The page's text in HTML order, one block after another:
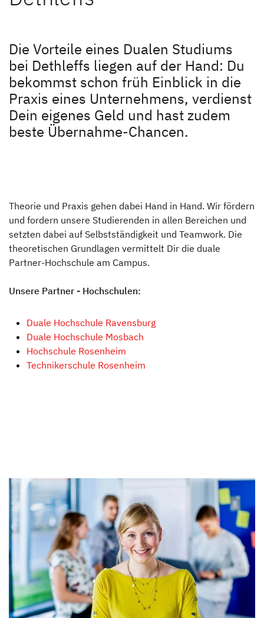
Unternehmen
Karriere
Karriere
Stellenangebote
Menschen bei Dethleffs
FAQs
Ansprechpartner
Hinter den Kulissen
Auszeichnungen
News & Presse
Händlersuche
Fahrzeugbörse
Die Vorteile eines Dualen Studiums
bei Dethleffs liegen auf der Hand: Du
bekommst schon früh Einblick in die
Praxis eines Unternehmens, verdienst
Dein eigenes Geld und hast zudem
beste Übernahme-Chancen.
Theorie und Praxis gehen dabei Hand in Hand. Wir fördern
und fordern unsere Studierenden in allen Bereichen und
setzten dabei auf Selbstständigkeit und Teamwork. Die
theoretischen Grundlagen vermittelt Dir die duale
Partner-Hochschule am Campus.
Unsere Partner - Hochschulen:
Duale Hochschule Ravensburg
Duale Hochschule Mosbach
Hochschule Rosenheim
Technikerschule Rosenheim